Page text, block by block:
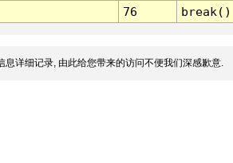
76 break()
息详细记录, 由此给您带来的访问不便我们深感歉意.